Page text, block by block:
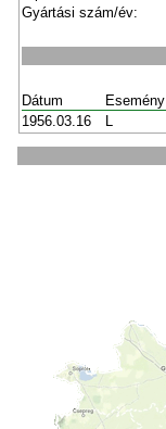
Gyártási szám/év:
Dátum Esemény
1956.03.16
L